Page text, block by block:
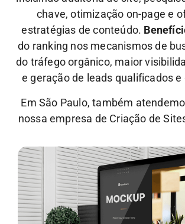
chave, otimização on-page e
estratégias de conteúdo.
do ranking nos mecanismos de
do tráfego orgânico, maior
e geração de leads qualificados e
Em São Paulo, também
nossa empresa de Criação de